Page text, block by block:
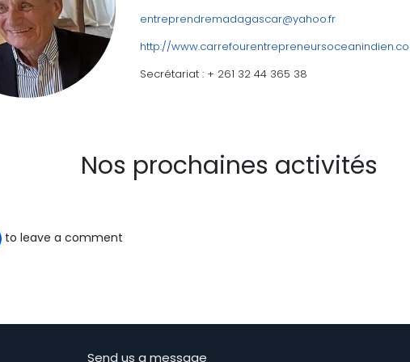
entreprendremadagascar@yahoo.fr
http://
Secrétariat : + 261 32 44 365 38
Nos prochaines activités
to leave a comment
Send us a message